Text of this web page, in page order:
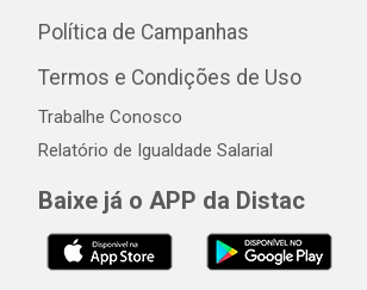
Política de Campanhas
Termos e Condições de Uso
Trabalhe Conosco
Relatório de Igualdade Salarial
Baixe já o APP da Distac